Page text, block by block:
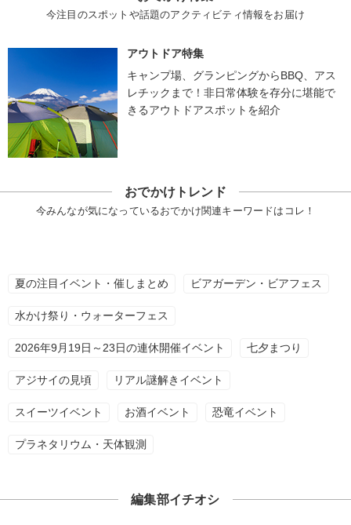
今注目のスポットや話題のアクティビティ情報をお届け
アウトドア特集
キャンプ場、グランピングからBBQ、アス
レチックまで！非日常体験を存分に堪能で
きるアウトドアスポットを紹介
おでかけトレンド
今みんなが気になっているおでかけ関連キーワードはコレ！
夏の注目イベント・催しまとめ ビアガーデン・ビアフェス
水かけ祭り・ウォーターフェス
2026年9月19日～23日の連休開催イベント 七夕まつり
アジサイの見頃 リアル謎解きイベント
スイーツイベント お酒イベント 恐竜イベント
プラネタリウム・天体観測
編集部イチオシ